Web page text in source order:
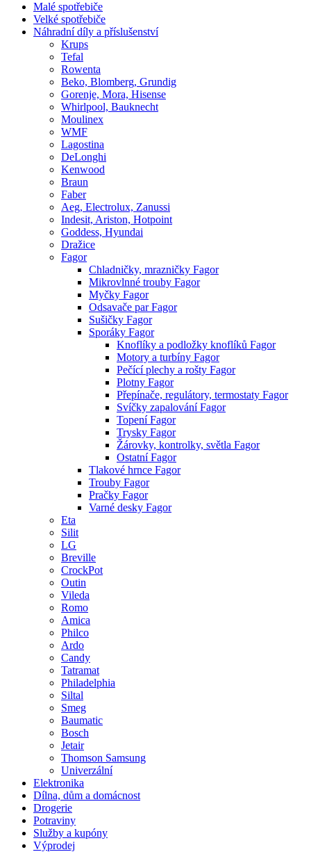
Malé spotřebiče
Velké spotřebiče
Náhradní díly a příslušenství
Krups
Tefal
Rowenta
Beko, Blomberg, Grundig
Gorenje, Mora, Hisense
Whirlpool, Bauknecht
Moulinex
WMF
Lagostina
DeLonghi
Kenwood
Braun
Faber
Aeg, Electrolux, Zanussi
Indesit, Ariston, Hotpoint
Goddess, Hyundai
Dražice
Fagor
Chladničky, mrazničky Fagor
Mikrovlnné trouby Fagor
Myčky Fagor
Odsavače par Fagor
Sušičky Fagor
Sporáky Fagor
Knoflíky a podložky knoflíků Fagor
Motory a turbíny Fagor
Pečící plechy a rošty Fagor
Plotny Fagor
Přepínače, regulátory, termostaty Fagor
Svíčky zapalování Fagor
Topení Fagor
Trysky Fagor
Žárovky, kontrolky, světla Fagor
Ostatní Fagor
Tlakové hrnce Fagor
Trouby Fagor
Pračky Fagor
Varné desky Fagor
Eta
Silit
LG
Breville
CrockPot
Outin
Vileda
Romo
Amica
Philco
Ardo
Candy
Tatramat
Philadelphia
Siltal
Smeg
Baumatic
Bosch
Jetair
Thomson Samsung
Univerzální
Elektronika
Dílna, dům a domácnost
Drogerie
Potraviny
Služby a kupóny
Výprodej